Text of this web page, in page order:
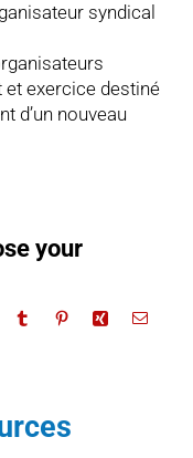
syndical
et exercice destiné
d’un nouveau
your